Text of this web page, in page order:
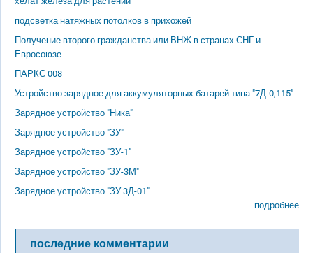
подсветка натяжных потолков в прихожей
Получение второго гражданства или ВНЖ в странах СНГ и
Евросоюзе
ПАРКС 008
Устройство зарядное для аккумуляторных батарей типа "7Д-0,115"
Зарядное устройство "Ника"
Зарядное устройство "ЗУ"
Зарядное устройство "ЗУ-1"
Зарядное устройство "ЗУ-3М"
Зарядное устройство "ЗУ 3Д-01"
подробнее
последние комментарии